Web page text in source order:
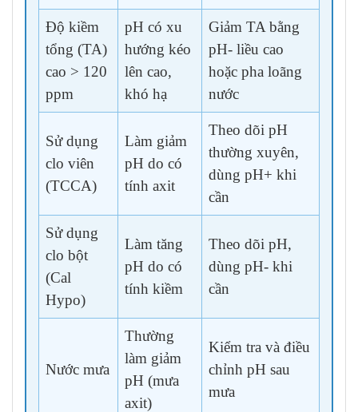
Độ kiềm
tổng (TA)
cao > 120
ppm
pH có xu
hướng kéo
lên cao,
khó hạ
Giảm TA bằng
pH- liều cao
hoặc pha loãng
nước
Sử dụng
clo viên
(TCCA)
Làm giảm
pH do có
tính axit
Theo dõi pH
thường xuyên,
dùng pH+ khi
cần
Sử dụng
clo bột
(Cal
Hypo)
Làm tăng
pH do có
tính kiềm
Theo dõi pH,
dùng pH- khi
cần
Nước mưa
Thường
làm giảm
pH (mưa
axit)
Kiểm tra và điều
chỉnh pH sau
mưa